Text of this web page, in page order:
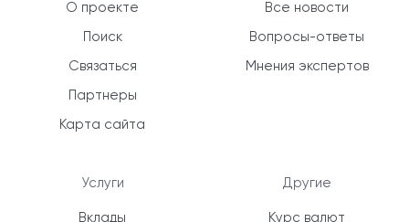
О проекте
Поиск
Связаться
Партнеры
Карта сайта
Услуги
Вклады
Все новости
Вопросы-ответы
Мнения экспертов
Другие
Курс валют